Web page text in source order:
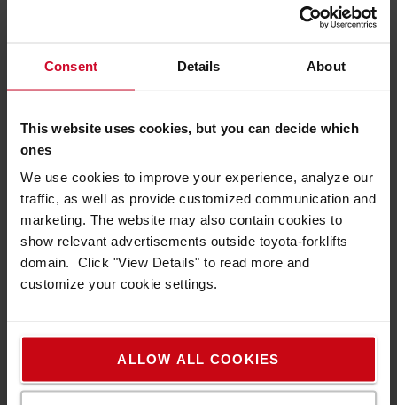
Consent Details About
This website uses cookies, but you can decide which
ones
We use cookies to improve your experience, analyze our
traffic, as well as provide customized communication and
marketing. The website may also contain cookies to
show relevant advertisements outside toyota-forklifts
domain. Click "View Details" to read more and
customize your cookie settings.
ALLOW ALL COOKIES
truckservice, reservdelsförsörjning, uthyrning, finansiering
och förarutbildning. Våra lösningar för en säkrare och
Toyota I_Site fleet management samt analys och rådgivning.
Vi marknadsför ett heltäckande sortiment av truckar, där BT
service på marknadens samtliga märken. Antalet
medarbetare är cirka 440, varav drygt 270 ingår i den
rikstäckande serviceorganisationen. I vår strävan efter
överlägsen kvalitet genomsyrar The Toyota Way vår
företagskultur, våra ideal och vårt sätt att arbeta.
TMHSE omsatte senaste verksamhetsåret drygt 1,3 miljarder
kronor.